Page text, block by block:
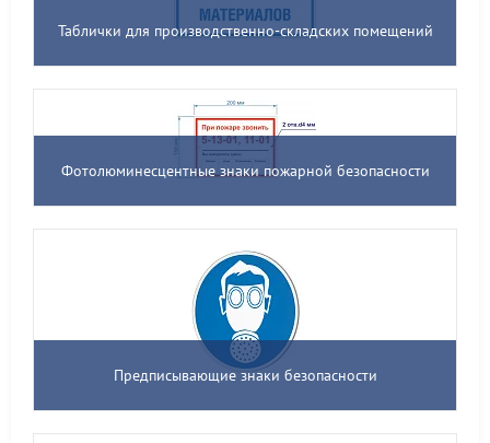
Таблички для производственно-складских помещений
Фотолюминесцентные знаки пожарной безопасности
Предписывающие знаки безопасности